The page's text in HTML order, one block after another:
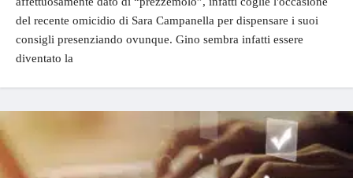
del recente omicidio di Sara Campanella per dispensare i suoi
consigli presenziando ovunque. Gino sembra infatti essere
diventato la